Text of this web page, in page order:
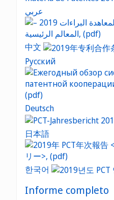
عربي
中文
Русский
Deutsch
日本語
한국어
Informe completo